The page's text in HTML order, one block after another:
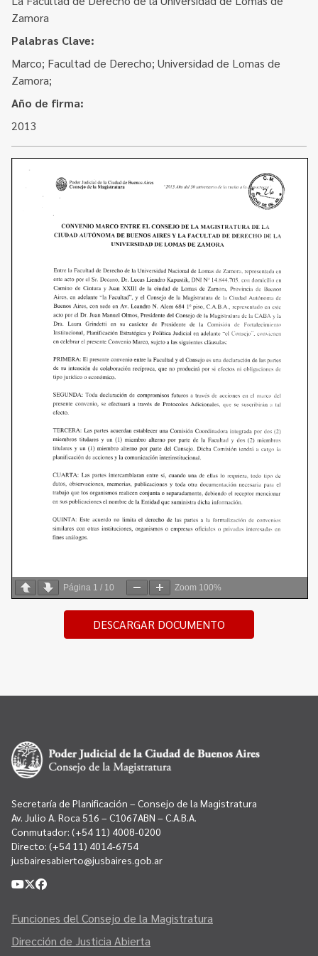
Convenios
Concursos
Acceso a la información Pública
Tenés Derechos
Plan de Gobierno Abierto en la Justicia
Repositorio de Datos Abiertos
Programa Educación en Derechos Humanos
Cuento con Derechos
Transparencia
Contacto
Zamora
Palabras Clave:
Marco; Facultad de Derecho; Universidad de Lomas de
Zamora;
Año de firma:
2013
Página 1 / 10 Zoom 100%
DESCARGAR DOCUMENTO
Secretaría de Planificación – Consejo de la Magistratura
Av. Julio A. Roca 516 – C1067ABN – C.A.B.A.
Conmutador: (+54 11) 4008-0200
Directo: (+54 11) 4014-6754
jusbairesabierto@jusbaires.gob.ar
Funciones del Consejo de la Magistratura
Dirección de Justicia Abierta